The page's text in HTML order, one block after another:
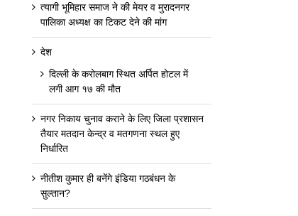
त्यागी भूमिहार समाज ने की मेयर व मुरादनगर
पालिका अध्यक्ष का टिकट देने की मांग
देश
दिल्ली के करोलबाग स्थित अर्पित होटल में
लगी आग १७ की मौत
नगर निकाय चुनाव कराने के लिए जिला प्रशासन
तैयार मतदान केन्द्र व मतगणना स्थल हुए
निर्धारित
नीतीश कुमार ही बनेंगे इंडिया गठबंधन के
सुल्तान?